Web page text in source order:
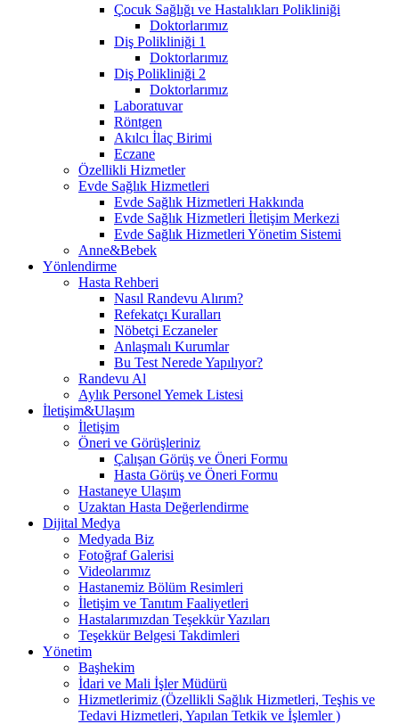
Çocuk Sağlığı ve Hastalıkları Polikliniği
Doktorlarımız
Diş Polikliniği 1
Doktorlarımız
Diş Polikliniği 2
Doktorlarımız
Laboratuvar
Röntgen
Akılcı İlaç Birimi
Eczane
Özellikli Hizmetler
Evde Sağlık Hizmetleri
Evde Sağlık Hizmetleri Hakkında
Evde Sağlık Hizmetleri İletişim Merkezi
Evde Sağlık Hizmetleri Yönetim Sistemi
Anne&Bebek
Yönlendirme
Hasta Rehberi
Nasıl Randevu Alırım?
Refekatçı Kuralları
Nöbetçi Eczaneler
Anlaşmalı Kurumlar
Bu Test Nerede Yapılıyor?
Randevu Al
Aylık Personel Yemek Listesi
İletişim&Ulaşım
İletişim
Öneri ve Görüşleriniz
Çalışan Görüş ve Öneri Formu
Hasta Görüş ve Öneri Formu
Hastaneye Ulaşım
Uzaktan Hasta Değerlendirme
Dijital Medya
Medyada Biz
Fotoğraf Galerisi
Videolarımız
Hastanemiz Bölüm Resimleri
İletişim ve Tanıtım Faaliyetleri
Hastalarımızdan Teşekkür Yazıları
Teşekkür Belgesi Takdimleri
Yönetim
Başhekim
İdari ve Mali İşler Müdürü
Hizmetlerimiz (Özellikli Sağlık Hizmetleri, Teşhis ve
Tedavi Hizmetleri, Yapılan Tetkik ve İşlemler )